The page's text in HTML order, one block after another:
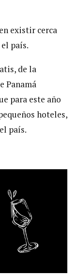
existir cerca
país.
de la
Panamá
para este año
hoteles,
país.